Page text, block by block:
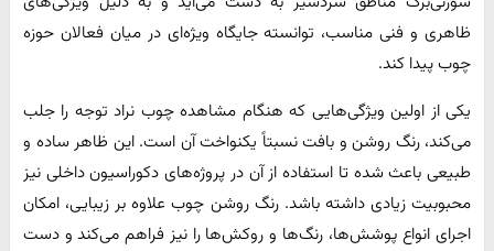
ظاهری و فنی مناسب، توانسته جایگاه ویژه‌ای در میان فعالان حوزه
چوب پیدا کند.
یکی از اولین ویژگی‌هایی که هنگام مشاهده چوب نراد توجه را جلب
می‌کند، رنگ روشن و بافت نسبتاً یکنواخت آن است. این ظاهر ساده و
طبیعی باعث شده تا استفاده از آن در پروژه‌های دکوراسیون داخلی نیز
محبوبیت زیادی داشته باشد. رنگ روشن چوب علاوه بر زیبایی، امکان
اجرای انواع پوشش‌ها، رنگ‌ها و روکش‌ها را نیز فراهم می‌کند و دست